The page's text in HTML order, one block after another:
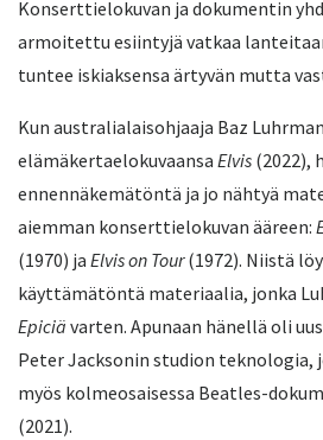
Konserttielokuvan ja dokumentin
armoitettu esiintyjä vatkaa
tuntee iskiaksensa ärtyvän mutta
Kun australialaisohjaaja Baz
elämäkertaelokuvaansa Elvis (2022),
ennennäkemätöntä ja jo nähtyä
aiemman konserttielokuvan ääreen:
(1970) ja Elvis on Tour(1972). Niistä
käyttämätöntä materiaalia, jonka
Epiciä varten. Apunaan hänellä oli
Peter Jacksonin studion teknologia,
myös kolmeosaisessa Beatles-
(2021).